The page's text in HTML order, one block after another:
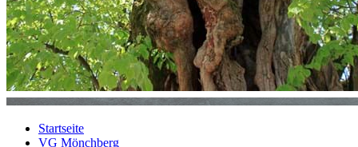
Startseite
VG Mönchberg